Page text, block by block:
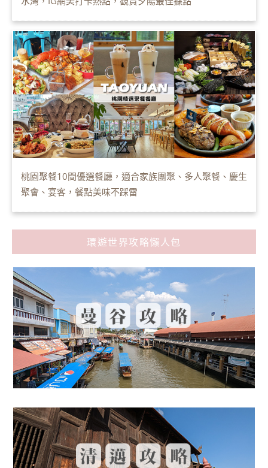
桃園聚餐10間優選餐廳，適合家族團聚、多人聚餐、慶生
聚會、宴客，餐點美味不踩雷
環遊世界攻略懶人包